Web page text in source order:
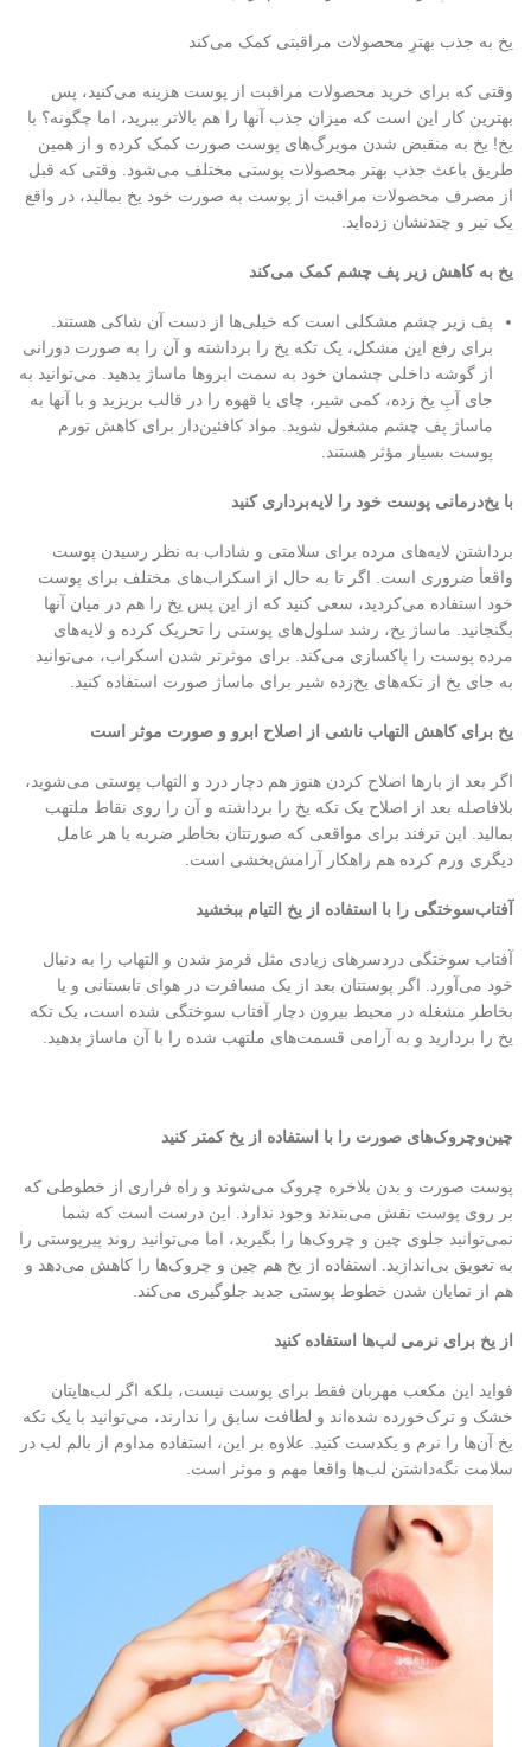
یخ به جذب بهترِ محصولات مراقبتی کمک می‌کند
وقتی که برای خرید محصولات مراقبت از پوست هزینه می‌کنید، پس
بهترین کار این است که میزان جذب آنها را هم بالاتر ببرید، اما چگونه؟ با
یخ! یخ به منقبض شدن مویرگ‌های پوست صورت کمک کرده و از همین
طریق باعث جذب بهتر محصولات پوستی مختلف می‌شود. وقتی که قبل
از مصرف محصولات مراقبت از پوست به صورت خود یخ بمالید، در واقع
یک تیر و چندنشان زده‌اید.
یخ به کاهش زیر پف چشم کمک می‌کند
پف زیر چشم مشکلی است که خیلی‌ها از دست آن شاکی هستند.
برای رفع این مشکل، یک تکه یخ را برداشته و آن را به صورت دورانی
از گوشه داخلی چشمان خود به سمت ابروها ماساژ بدهید. می‌توانید به
جای آبِ یخ زده، کمی شیر، چای یا قهوه را در قالب بریزید و با آنها به
ماساژ پف چشم مشغول شوید. مواد کافئین‌دار برای کاهش تورم
پوست بسیار مؤثر هستند.
با یخ‌درمانی پوست خود را لایه‌برداری کنید
برداشتن لایه‌های مرده برای سلامتی و شاداب به نظر رسیدن پوست
واقعأ ضروری است. اگر تا به حال از اسکراب‌های مختلف برای پوست
خود استفاده می‌کردید، سعی کنید که از این پس یخ را هم در میان آنها
بگنجانید. ماساژ یخ، رشد سلول‌های پوستی را تحریک کرده و لایه‌های
مرده پوست را پاکسازی می‌کند. برای موثرتر شدن اسکراب، می‌توانید
به جای یخ از تکه‌های یخ‌زده شیر برای ماساژ صورت استفاده کنید.
یخ برای کاهش التهاب ناشی از اصلاح ابرو و صورت موثر است
اگر بعد از بارها اصلاح کردن هنوز هم دچار درد و التهاب پوستی می‌شوید،
بلافاصله بعد از اصلاح یک تکه یخ را برداشته و آن را روی نقاط ملتهب
بمالید. این ترفند برای مواقعی که صورتتان بخاطر ضربه یا هر عامل
دیگری ورم کرده هم راهکار آرامش‌بخشی است.
آفتاب‌سوختگی را با استفاده از یخ التیام ببخشید
آفتاب سوختگی دردسرهای زیادی مثل قرمز شدن و التهاب را به دنبال
خود می‌آورد. اگر پوستتان بعد از یک مسافرت در هوای تابستانی و یا
بخاطر مشغله در محیط بیرون دچار آفتاب سوختگی شده است، یک تکه
یخ را بردارید و به آرامی قسمت‌های ملتهب شده را با آن ماسا‌ژ بدهید.
چین‌وچروک‌های صورت را با استفاده از یخ کمتر کنید
پوست صورت و بدن بلاخره چروک می‌شوند و راه فراری از خطوطی که
بر روی پوست نقش می‌بندند وجود ندارد. این درست است که شما
نمی‌توانید جلوی چین و چروک‌ها را بگیرید، اما می‌توانید روند پیرپوستی را
به تعویق بی‌اندازید. استفاده از یخ هم چین و چروک‌ها را کاهش می‌دهد و
هم از نمایان شدن خطوط پوستی جدید جلوگیری می‌کند.
از یخ برای نرمی لب‌ها استفاده کنید
فواید این مکعب مهربان فقط برای پوست نیست، بلکه اگر لب‌هایتان
خشک و ترک‌خورده شد‌ه‌اند و لطافت سابق را ندارند، می‌توانید با یک تکه
یخ آن‌ها را نرم و یکدست کنید. علاوه بر این، استفاده مداوم از بالم لب در
سلامت نگه‌داشتن لب‌ها واقعا مهم و موثر است.